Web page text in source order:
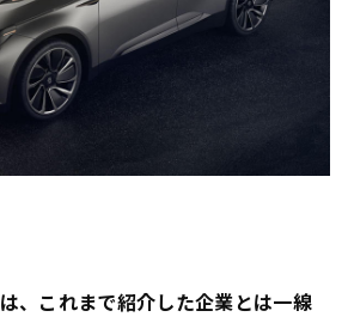
は、これまで紹介した企業とは一線